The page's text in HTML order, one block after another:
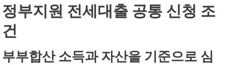
정부지원 전세대출 공통 신청 조
건
부부합산 소득과 자산을 기준으로 심